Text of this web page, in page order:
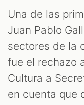
Una de las
Juan Pablo
sectores de la
fue el rechazo
Cultura a
en cuenta que